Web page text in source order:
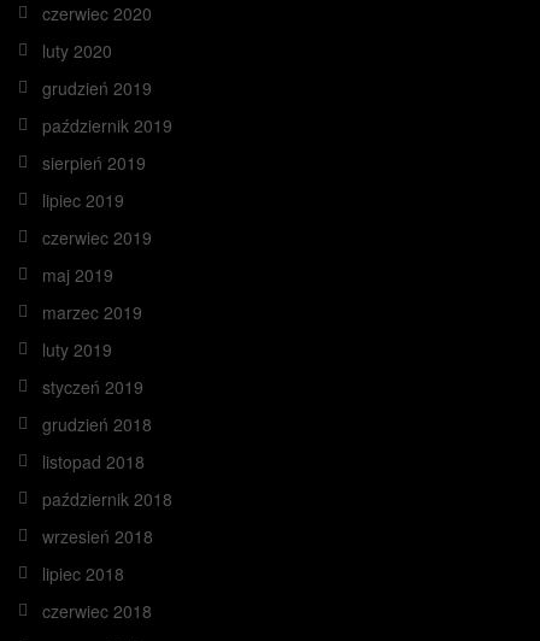
czerwiec 2020
luty 2020
grudzień 2019
październik 2019
sierpień 2019
lipiec 2019
czerwiec 2019
maj 2019
marzec 2019
luty 2019
styczeń 2019
grudzień 2018
listopad 2018
październik 2018
wrzesień 2018
lipiec 2018
czerwiec 2018